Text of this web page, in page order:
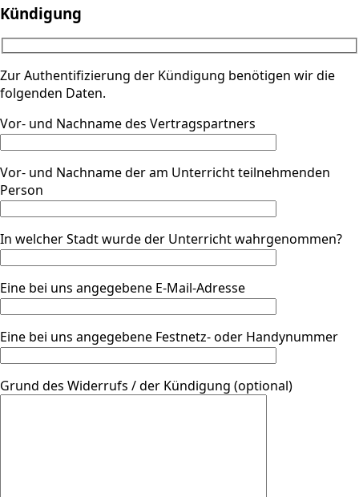
Kündigung
Zur Authentifizierung der Kündigung benötigen wir die
folgenden Daten.
Vor- und Nachname des Vertragspartners
Vor- und Nachname der am Unterricht teilnehmenden
Person
In welcher Stadt wurde der Unterricht wahrgenommen?
Eine bei uns angegebene E-Mail-Adresse
Eine bei uns angegebene Festnetz- oder Handynummer
Grund des Widerrufs / der Kündigung (optional)